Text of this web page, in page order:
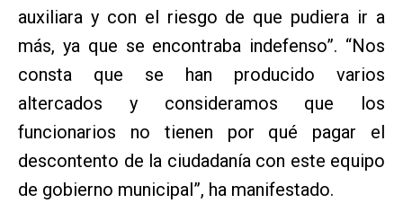
auxiliara y con el riesgo de que pudiera ir a
más, ya que se encontraba indefenso”. “Nos
consta que se han producido varios
altercados y consideramos que los
funcionarios no tienen por qué pagar el
descontento de la ciudadanía con este equipo
de gobierno municipal”, ha manifestado.